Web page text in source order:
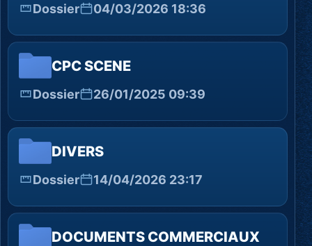
Dossier 04/03/2026 18:36
CPC SCENE
Dossier 26/01/2025 09:39
DIVERS
Dossier 14/04/2026 23:17
DOCUMENTS COMMERCIAUX